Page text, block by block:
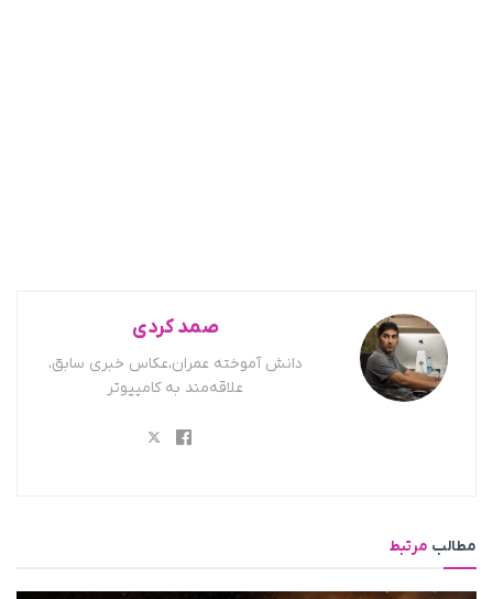
صمد کردی
دانش آموخته عمران،عکاس خبری سابق،
علاقه‌مند به کامپیوتر
مطالب مرتبط